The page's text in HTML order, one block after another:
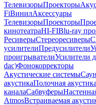
ТелевизорыПроекторы
FiВинилАксессуары
ТелевизорыПроекторы
кинотеатраHI-FIBlu-ray
РесиверыСтереоресиверы
усилителиПредусилители
проигрывателиУсилители
dac)Фонокорректоры
Акустические системы
акустикаПолочная акустика
каналаСабвуферы
AtmosВстраиваемая